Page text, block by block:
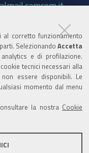
al corretto funzionamento
Selezionando Accetta
e di profilazione.
tecnici necessari alla
essere disponibili. Le
momento dal menu
la nostra Cookie